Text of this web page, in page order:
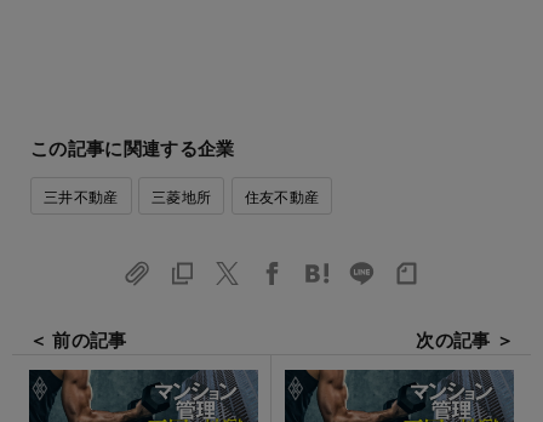
この記事に関連する企業
三井不動産 三菱地所 住友不動産
＜ 前の記事 次の記事 ＞